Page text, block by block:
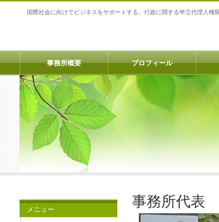
国際社会に向けてビジネスをサポートする、行政に関する申立代理人
事務所代表
メニュー
事務所概要 プロフィール